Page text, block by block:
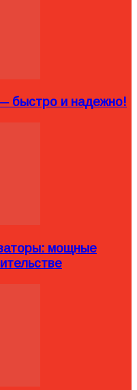
быстро и надежно!
мощные